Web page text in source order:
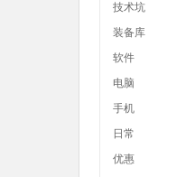
技术坑
装备库
软件
电脑
手机
日常
优惠